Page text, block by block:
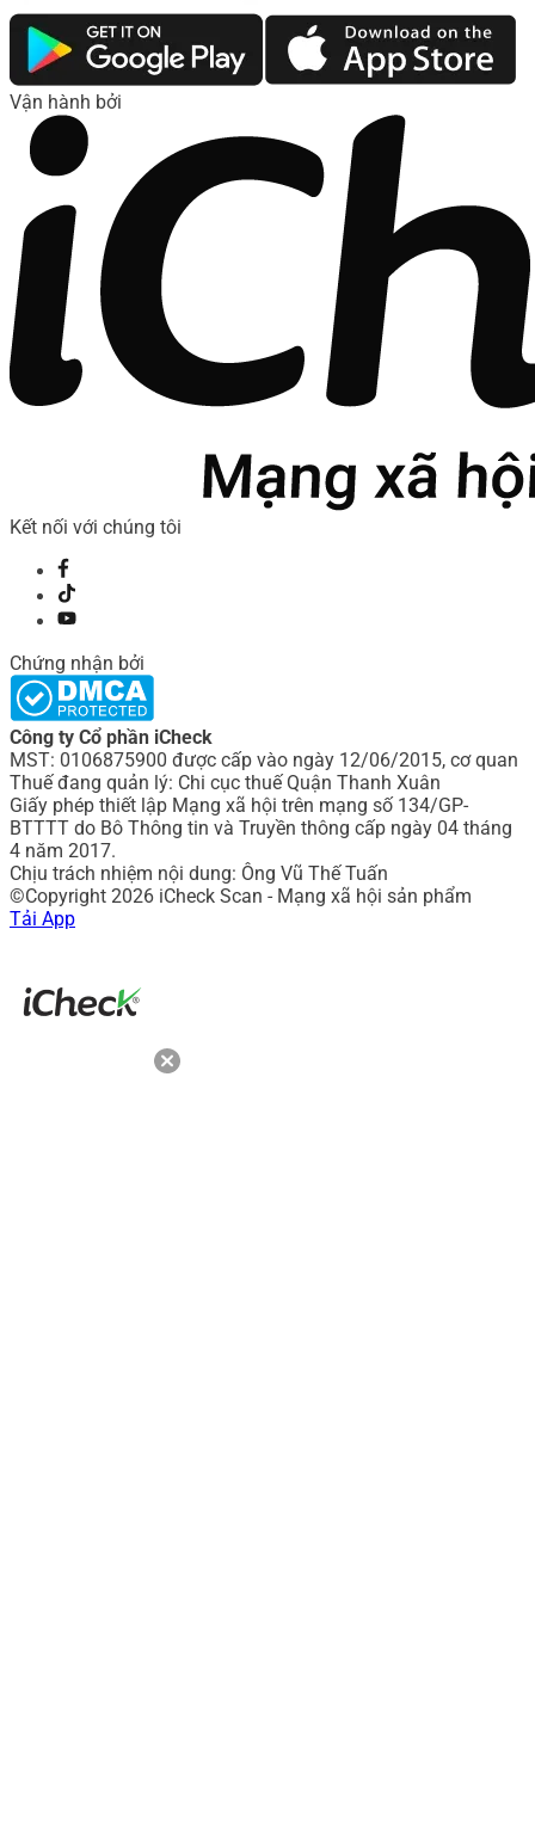
Vận hành bởi
Kết nối với chúng tôi
Chứng nhận bởi
Công ty Cổ phần iCheck
MST: 0106875900 được cấp vào ngày 12/06/2015, cơ quan
Thuế đang quản lý: Chi cục thuế Quận Thanh Xuân
Giấy phép thiết lập Mạng xã hội trên mạng số 134/GP-
BTTTT do Bô Thông tin và Truyền thông cấp ngày 04 tháng
4 năm 2017.
Chịu trách nhiệm nội dung: Ông Vũ Thế Tuấn
©Copyright 2026 iCheck Scan - Mạng xã hội sản phẩm
Tải App